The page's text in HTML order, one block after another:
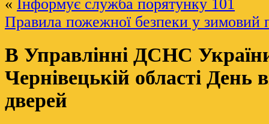
« Інформує служба порятунку 101
Правила пожежної безпеки у зимовий
В Управлінні ДСНС
Чернівецькій області День
дверей